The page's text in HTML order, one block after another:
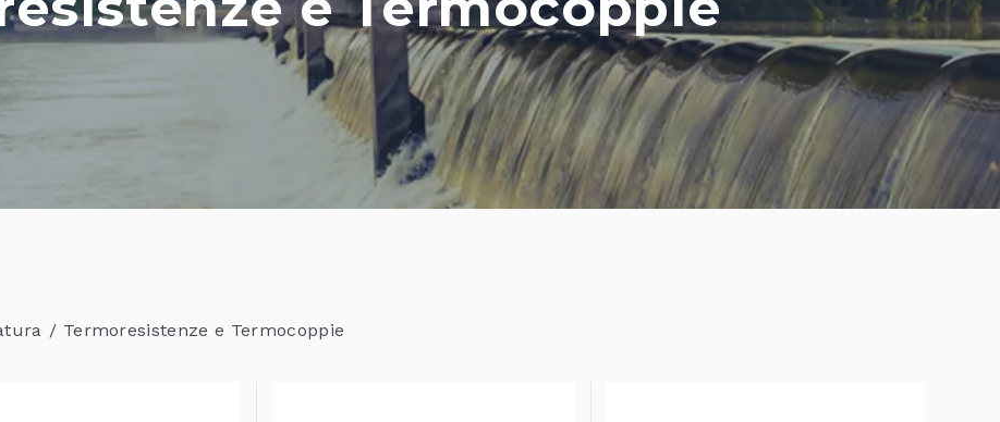
Termoresistenze e Termocoppie